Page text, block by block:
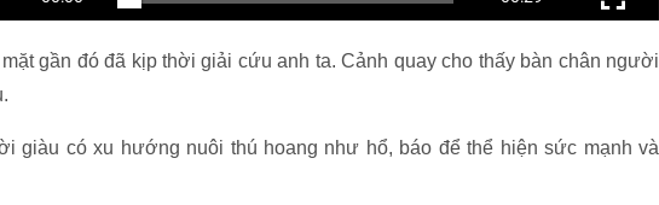
gần đó đã kịp thời giải cứu anh ta. Cảnh quay cho thấy bàn chân người
giàu có xu hướng nuôi thú hoang như hổ, báo để thể hiện sức mạnh và